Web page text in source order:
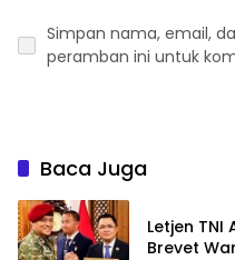
Simpan nama, email,
peramban ini untuk
Baca Juga
Letjen TNI
Brevet